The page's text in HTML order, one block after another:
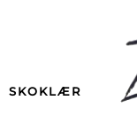
SKOKLÆR